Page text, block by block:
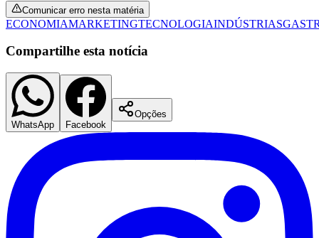
Comunicar erro nesta matéria
ECONOMIAMARKETINGTECNOLOGIAINDÚSTRIAS
Compartilhe esta notícia
WhatsApp Facebook
Opções